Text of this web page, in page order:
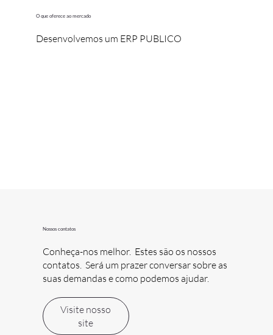
O que oferece ao mercado
Desenvolvemos um ERP PUBLICO
Nossos contatos
Conheça-nos melhor. Estes são os nossos
contatos. Será um prazer conversar sobre as
suas demandas e como podemos ajudar.
Visite nosso
site